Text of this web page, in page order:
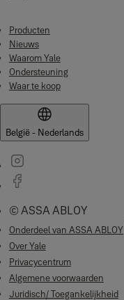
Producten
Nieuws
Waarom Yale
Ondersteuning
Waar te koop
België - Nederlands
© ASSA ABLOY
Onderdeel van ASSA ABLOY
Over Yale
Privacycentrum
Algemene voorwaarden
Juridisch/ Toegankelijkheid